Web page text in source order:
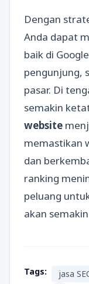
Dengan
Anda dapat
baik di
pengunjung,
pasar. Di
semakin
website
memastikan
dan
ranking
peluang
akan
Tags:
jasa